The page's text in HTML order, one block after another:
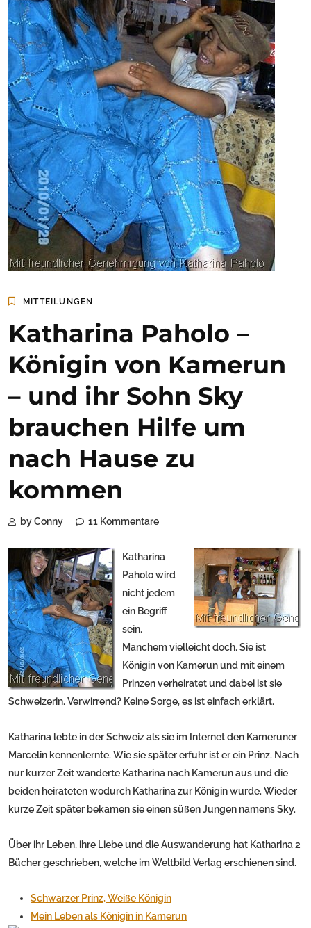
MITTEILUNGEN
Katharina Paholo –
Königin von Kamerun
– und ihr Sohn Sky
brauchen Hilfe um
nach Hause zu
kommen
by Conny 11 Kommentare
Katharina
Paholo wird
nicht jedem
ein Begriff
sein.
Manchem vielleicht doch. Sie ist
Königin von Kamerun und mit einem
Prinzen verheiratet und dabei ist sie
Schweizerin. Verwirrend? Keine Sorge, es ist einfach erklärt.
Katharina lebte in der Schweiz als sie im Internet den Kameruner
Marcelin kennenlernte. Wie sie später erfuhr ist er ein Prinz. Nach
nur kurzer Zeit wanderte Katharina nach Kamerun aus und die
beiden heirateten wodurch Katharina zur Königin wurde. Wieder
kurze Zeit später bekamen sie einen süßen Jungen namens Sky.
Über ihr Leben, ihre Liebe und die Auswanderung hat Katharina 2
Bücher geschrieben, welche im Weltbild Verlag erschienen sind.
Schwarzer Prinz, Weiße Königin
Mein Leben als Königin in Kamerun